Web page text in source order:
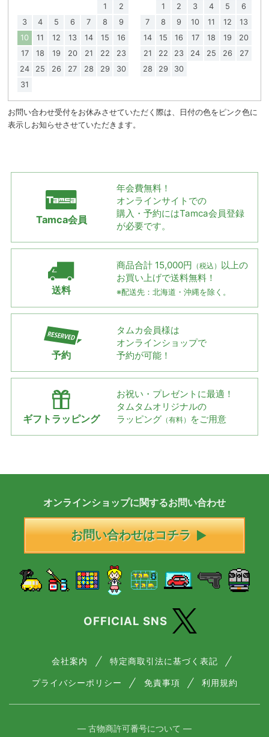
1
2
3
4 5 6 7 8
9
10
11 12 13 14 15
16
17
18 19 20 21 22
23
24
25 26 27 28 29
30
31
1
2 3 4 5
6
7
8 9 10 11 12
13
14
15 16 17 18 19
20
21
22 23 24 25 26
27
28
29 30
お問い合わせ受付をお休みさせていただく際は、日付の色をピンク色に
表示しお知らせさせていただきます。
Tamca会員
年会費無料！
オンラインサイトでの
購入・予約にはTamca会員登録
が必要です。
送料
商品合計 15,000円 （税込） 以上の
お買い上げで送料無料！
※配送先：北海道・沖縄を除く。
予約
タムカ会員様は
オンラインショップで
予約が可能！
ギフトラッピング
お祝い・プレゼントに最適！
タムタムオリジナルの
ラッピング （有料） をご用意
オンラインショップに関するお問い合わせ
お問い合わせはコチラ
OFFICIAL SNS
会社案内 特定商取引法に基づく表記
プライバシーポリシー 免責事項 利用規約
― 古物商許可番号について ―